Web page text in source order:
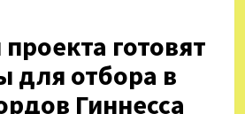
готовят
для отбора в
Гиннесса